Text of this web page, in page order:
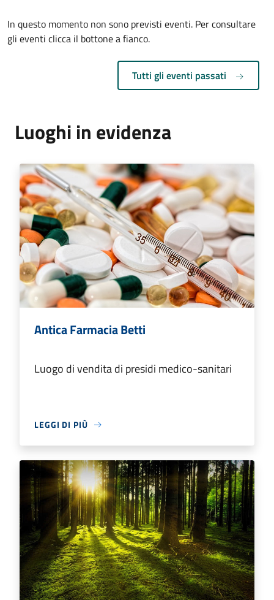
In questo momento non sono previsti eventi. Per consultare
gli eventi clicca il bottone a fianco.
Tutti gli eventi passati
Luoghi in evidenza
Antica Farmacia Betti
Luogo di vendita di presidi medico-sanitari
LEGGI DI PIÙ